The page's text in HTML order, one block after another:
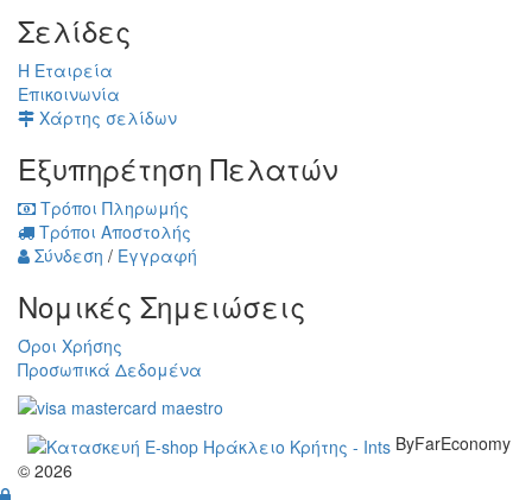
Σελίδες
Η Εταιρεία
Επικοινωνία
Χάρτης σελίδων
Εξυπηρέτηση Πελατών
Τρόποι Πληρωμής
Τρόποι Αποστολής
Σύνδεση / Εγγραφή
Νομικές Σημειώσεις
Όροι Χρήσης
Προσωπικά Δεδομένα
ByFarEconomy
© 2026